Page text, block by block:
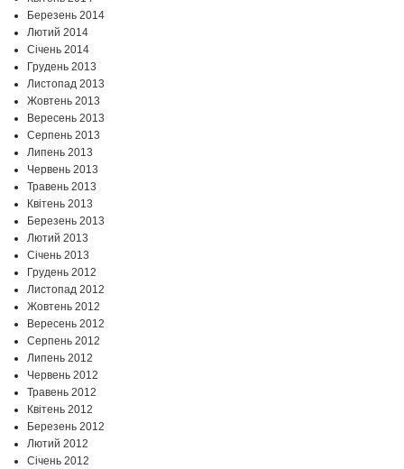
Березень 2014
Лютий 2014
Січень 2014
Грудень 2013
Листопад 2013
Жовтень 2013
Вересень 2013
Серпень 2013
Липень 2013
Червень 2013
Травень 2013
Квітень 2013
Березень 2013
Лютий 2013
Січень 2013
Грудень 2012
Листопад 2012
Жовтень 2012
Вересень 2012
Серпень 2012
Липень 2012
Червень 2012
Травень 2012
Квітень 2012
Березень 2012
Лютий 2012
Січень 2012